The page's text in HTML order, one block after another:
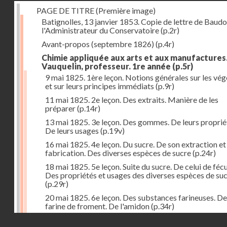
PAGE DE TITRE (Première image)
Batignolles, 13 janvier 1853. Copie de lettre de
l'Administrateur du Conservatoire(p.2r)
Avant-propos (septembre 1826) (p.4r)
Chimie appliquée aux arts et aux
Vauquelin, professeur. 1re année (p.5r)
9 mai 1825. 1ère leçon. Notions générales sur les
et sur leurs principes immédiats (p.9r)
11 mai 1825. 2e leçon. Des extraits. Manière de les
préparer(p.14r)
13 mai 1825. 3e leçon. Des gommes. De leurs
De leurs usages (p.19v)
16 mai 1825. 4e leçon. Du sucre. De son extraction et
fabrication. Des diverses espèces de sucre(p.24r)
18 mai 1825. 5e leçon. Suite du sucre. De celui de
Des propriétés et usages des diverses espèces de
(p.29r)
20 mai 1825. 6e leçon. Des substances farineuses.
farine de froment. De l'amidon(p.34r)